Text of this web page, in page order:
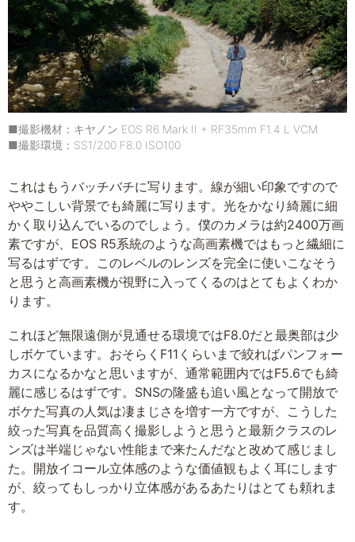
■撮影機材：キヤノン EOS R6 Mark II + RF35mm F1.4 L VCM
■撮影環境：SS1/200 F8.0 ISO100
これはもうバッチバチに写ります。線が細い印象ですので
ややこしい背景でも綺麗に写ります。光をかなり綺麗に細
かく取り込んでいるのでしょう。僕のカメラは約2400万画
素ですが、EOS R5系統のような高画素機ではもっと繊細に
写るはずです。このレベルのレンズを完全に使いこなそう
と思うと高画素機が視野に入ってくるのはとてもよくわか
ります。
これほど無限遠側が見通せる環境ではF8.0だと最奥部は少
しボケています。おそらくF11くらいまで絞ればパンフォー
カスになるかなと思いますが、通常範囲内ではF5.6でも綺
麗に感じるはずです。SNSの隆盛も追い風となって開放で
ボケた写真の人気は凄まじさを増す一方ですが、こうした
絞った写真を品質高く撮影しようと思うと最新クラスのレ
ンズは半端じゃない性能まで来たんだなと改めて感じまし
た。開放イコール立体感のような価値観もよく耳にします
が、絞ってもしっかり立体感があるあたりはとても頼れま
す。